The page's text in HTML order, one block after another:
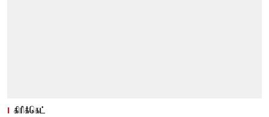
கிரிக்கெட்